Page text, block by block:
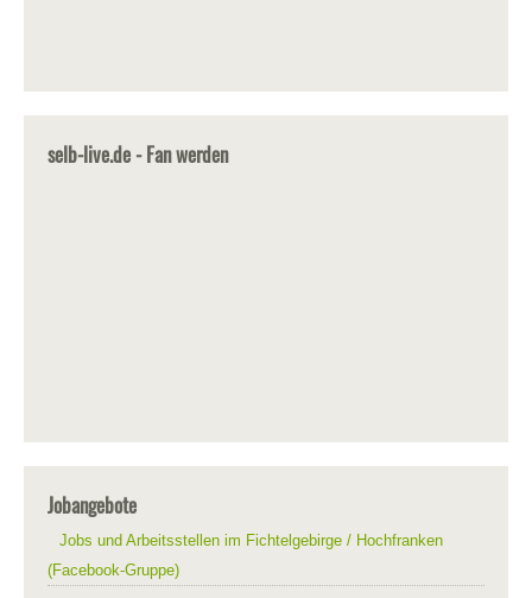
selb-live.de - Fan werden
Jobangebote
Jobs und Arbeitsstellen im Fichtelgebirge / Hochfranken
(Facebook-Gruppe)